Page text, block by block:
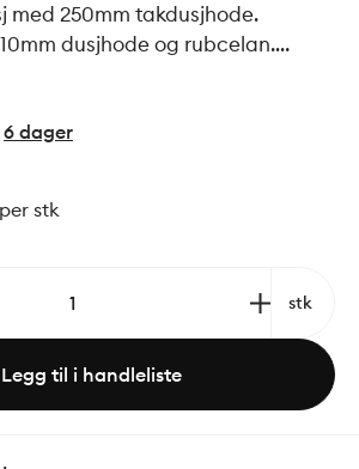
med 250mm takdusjhode.
dusjhode og rubcelan.
1250mm. Vender mellom
holdbar PVD behandlet
6 dager
per stk
stk
Legg til i handleliste